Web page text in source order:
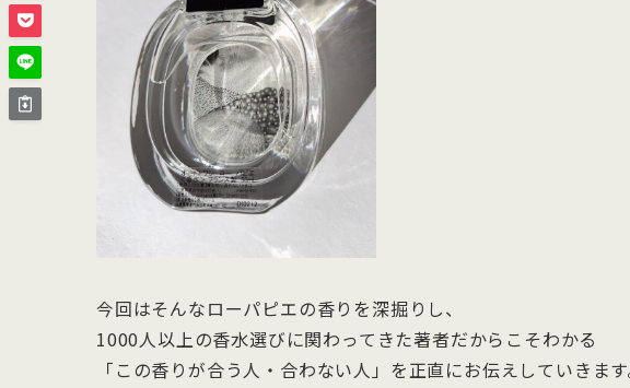
今回はそんなローパピエの香りを深掘りし、
1000人以上の香水選びに関わってきた著者だからこそわかる
「この香りが合う人・合わない人」を正直にお伝えしていきます